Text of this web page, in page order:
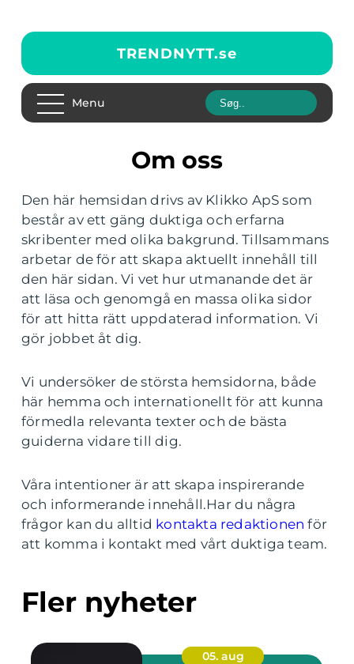
TRENDNYTT.se
Menu
Om oss
Den här hemsidan drivs av Klikko ApS som
består av ett gäng duktiga och erfarna
skribenter med olika bakgrund. Tillsammans
arbetar de för att skapa aktuellt innehåll till
den här sidan. Vi vet hur utmanande det är
att läsa och genomgå en massa olika sidor
för att hitta rätt uppdaterad information. Vi
gör jobbet åt dig.
Vi undersöker de största hemsidorna, både
här hemma och internationellt för att kunna
förmedla relevanta texter och de bästa
guiderna vidare till dig.
Våra intentioner är att skapa inspirerande
och informerande innehåll.Har du några
frågor kan du alltid kontakta redaktionen för
att komma i kontakt med vårt duktiga team.
Fler nyheter
05. aug